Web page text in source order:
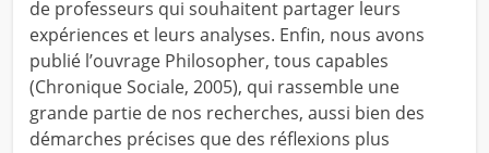
de professeurs qui souhaitent partager leurs
expériences et leurs analyses. Enfin, nous avons
publié l’ouvrage Philosopher, tous capables
(Chronique Sociale, 2005), qui rassemble une
grande partie de nos recherches, aussi bien des
démarches précises que des réflexions plus